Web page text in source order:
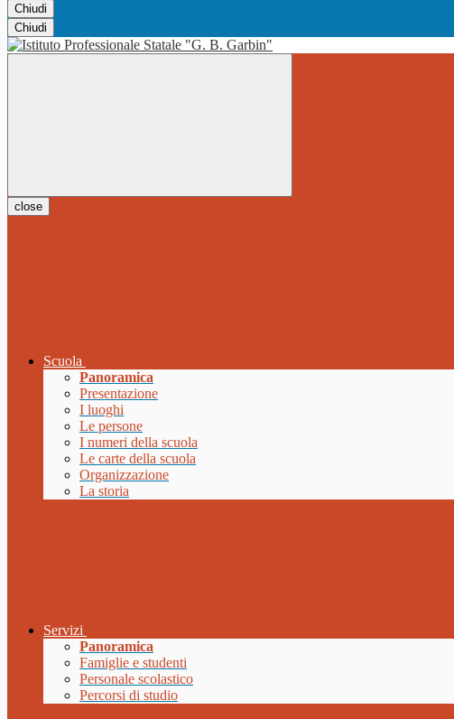
Chiudi
Chiudi
close
Scuola
Panoramica
Presentazione
I luoghi
Le persone
I numeri della scuola
Le carte della scuola
Organizzazione
La storia
Servizi
Panoramica
Famiglie e studenti
Personale scolastico
Percorsi di studio